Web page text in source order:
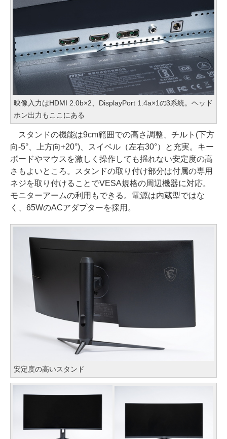
映像入力はHDMI 2.0b×2、DisplayPort 1.4a×1の3系統。ヘッド
ホン出力もここにある
スタンドの機能は9cm範囲での高さ調整、チルト(下方
向-5°、上方向+20°)、スイベル（左右30°）と充実。キー
ボードやマウスを激しく操作しても揺れない安定度の高
さもよいところ。スタンドの取り付け部分は付属の専用
ネジを取り付けることでVESA規格の周辺機器に対応。
モニターアームの利用もできる。電源は内蔵型ではな
く、65WのACアダプターを採用。
安定度の高いスタンド